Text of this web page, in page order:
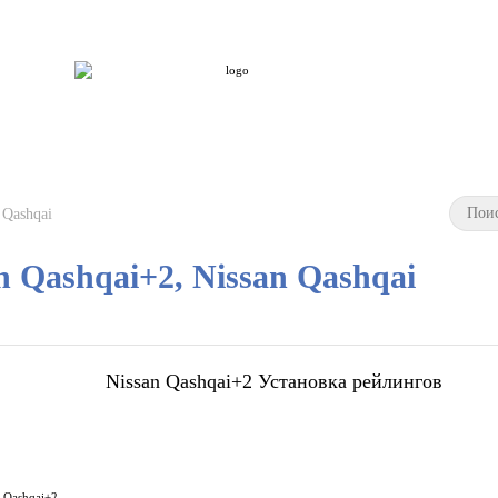
Qashqai+2, Nissan Qashqai
Nissan Qashqai+2 Установка рейлингов